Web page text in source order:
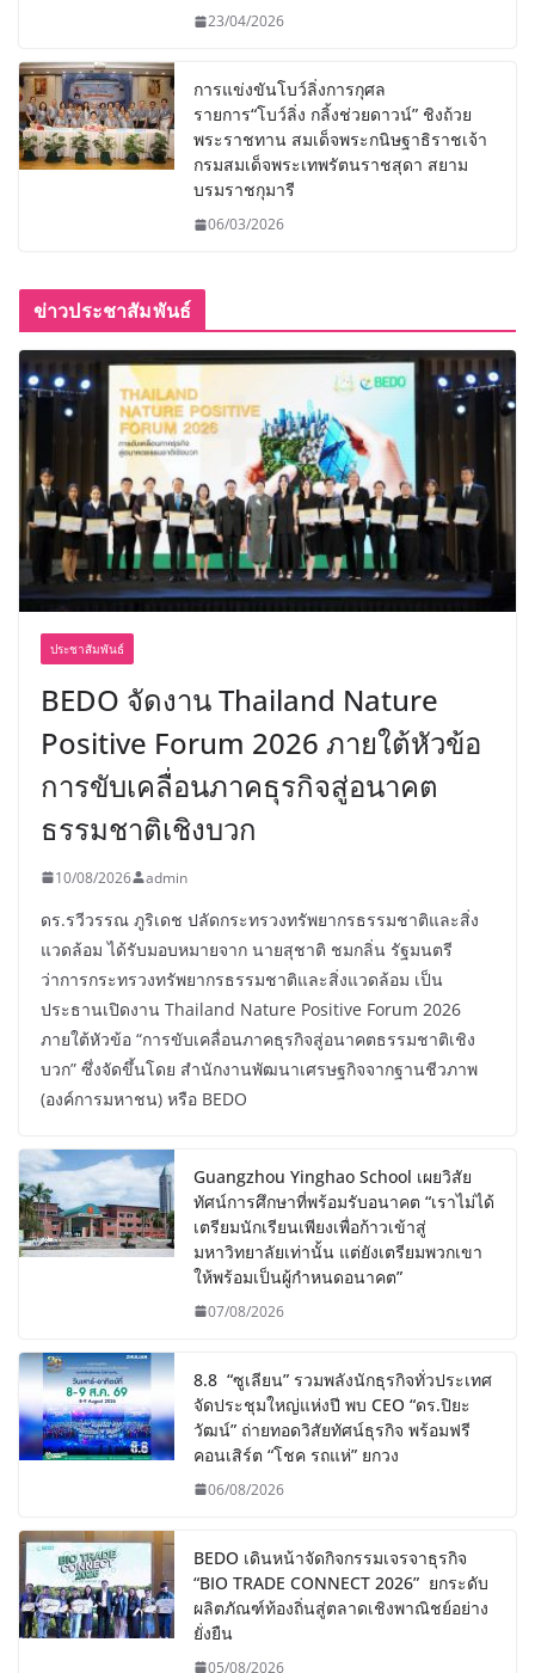
23/04/2026
การแข่งขันโบว์ลิ่งการกุศล
รายการ“โบว์ลิ่ง กลิ้งช่วยดาวน์” ชิงถ้วย
พระราชทาน สมเด็จพระกนิษฐาธิราชเจ้า
กรมสมเด็จพระเทพรัตนราชสุดา สยาม
บรมราชกุมารี
06/03/2026
ข่าวประชาสัมพันธ์
ประชาสัมพันธ์
BEDO จัดงาน Thailand Nature
Positive Forum 2026 ภายใต้หัวข้อ
การขับเคลื่อนภาคธุรกิจสู่อนาคต
ธรรมชาติเชิงบวก
10/08/2026 admin
ดร.รวีวรรณ ภูริเดช ปลัดกระทรวงทรัพยากรธรรมชาติและสิ่ง
แวดล้อม ได้รับมอบหมายจาก นายสุชาติ ชมกลิ่น รัฐมนตรี
ว่าการกระทรวงทรัพยากรธรรมชาติและสิ่งแวดล้อม เป็น
ประธานเปิดงาน Thailand Nature Positive Forum 2026
ภายใต้หัวข้อ “การขับเคลื่อนภาคธุรกิจสู่อนาคตธรรมชาติเชิง
บวก” ซึ่งจัดขึ้นโดย สำนักงานพัฒนาเศรษฐกิจจากฐานชีวภาพ
(องค์การมหาชน) หรือ BEDO
Guangzhou Yinghao School เผยวิสัย
ทัศน์การศึกษาที่พร้อมรับอนาคต “เราไม่ได้
เตรียมนักเรียนเพียงเพื่อก้าวเข้าสู่
มหาวิทยาลัยเท่านั้น แต่ยังเตรียมพวกเขา
ให้พร้อมเป็นผู้กำหนดอนาคต”
07/08/2026
8.8 “ซูเลียน” รวมพลังนักธุรกิจทั่วประเทศ
จัดประชุมใหญ่แห่งปี พบ CEO “ดร.ปิยะ
วัฒน์” ถ่ายทอดวิสัยทัศน์ธุรกิจ พร้อมฟรี
คอนเสิร์ต “โชค รถแห่” ยกวง
06/08/2026
BEDO เดินหน้าจัดกิจกรรมเจรจาธุรกิจ
“BIO TRADE CONNECT 2026” ยกระดับ
ผลิตภัณฑ์ท้องถิ่นสู่ตลาดเชิงพาณิชย์อย่าง
ยั่งยืน
05/08/2026